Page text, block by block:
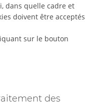
dans quelle cadre et
doivent être acceptés
sur le bouton
des